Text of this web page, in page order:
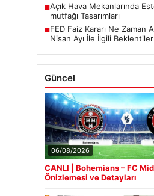
■Açık Hava Mekanlarında
mutfağı Tasarımları
■FED Faiz Kararı Ne Zaman
Nisan Ayı İle İlgili
Güncel
06/08/2026
CANLI | Bohemians – FC
Önizlemesi ve Detayları